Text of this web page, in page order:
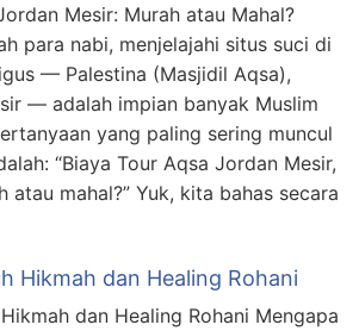
Mesir: Murah atau Mahal?
para nabi, menjelajahi situs suci di
— Palestina (Masjidil Aqsa),
— adalah impian banyak Muslim
yang paling sering muncul
“Biaya Tour Aqsa Jordan Mesir,
atau mahal?” Yuk, kita bahas secara
Hikmah dan Healing Rohani
dan Healing Rohani Mengapa